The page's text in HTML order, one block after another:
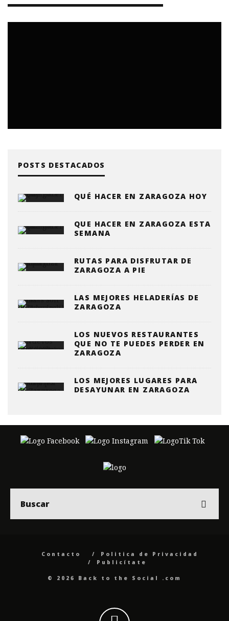
POSTS DESTACADOS
QUÉ HACER EN ZARAGOZA HOY
QUE HACER EN ZARAGOZA ESTA
SEMANA
RUTAS PARA DISFRUTAR DE
ZARAGOZA A PIE
LAS MEJORES HELADERÍAS DE
ZARAGOZA
LOS NUEVOS RESTAURANTES
QUE NO TE PUEDES PERDER EN
ZARAGOZA
LOS MEJORES LUGARES PARA
DESAYUNAR EN ZARAGOZA
Contacto
Politica de Privacidad
Publicítate
© 2026 Back to the Social .com